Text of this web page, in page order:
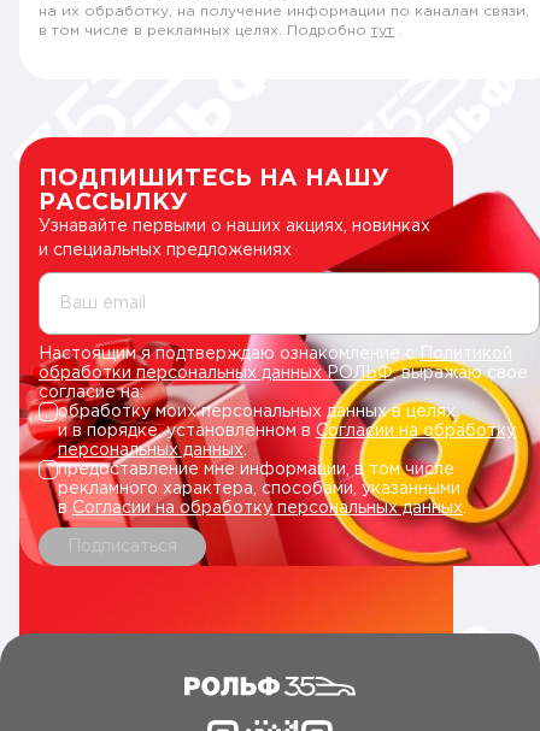
на их обработку, на получение информации по каналам связи,
в том числе в рекламных целях. Подробно тут
ПОДПИШИТЕСЬ НА НАШУ
РАССЫЛКУ
Узнавайте первыми о наших акциях, новинках
и специальных предложениях
Ваш email
Настоящим я подтверждаю ознакомление сПолитикой
обработки персональных данных РОЛЬФ, выражаю свое
согласие на:
обработку моих персональных данных в целях
и в порядке, установленном в Согласии на обработку
персональных данных.
предоставление мне информации, в том числе
рекламного характера, способами, указанными
в Согласии на обработку персональных данных
Подписаться